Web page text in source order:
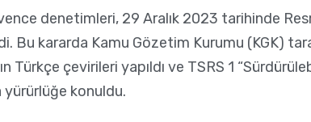
denetimleri, 29 Aralık 2023 tarihinde
kararda Kamu Gözetim Kurumu (KGK)
Türkçe çevirileri yapıldı ve TSRS 1
yürürlüğe konuldu.